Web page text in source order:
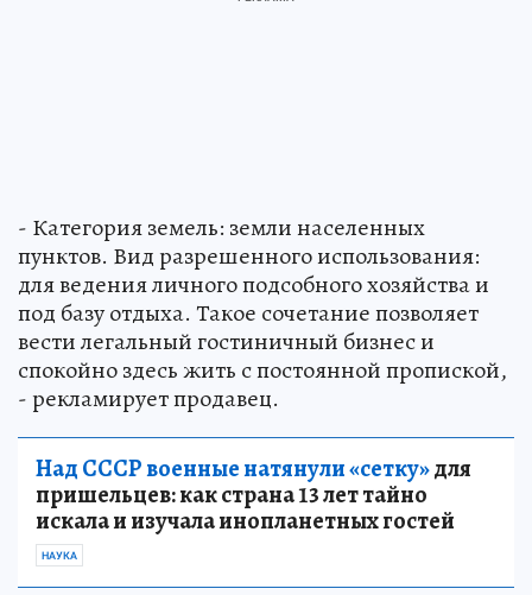
- Категория земель: земли населенных
пунктов. Вид разрешенного использования:
для ведения личного подсобного хозяйства и
под базу отдыха. Такое сочетание позволяет
вести легальный гостиничный бизнес и
спокойно здесь жить с постоянной пропиской,
- рекламирует продавец.
Над СССР военные натянули «сетку»для
пришельцев: как страна 13 лет тайно
искала и изучала инопланетных гостей
НАУКА